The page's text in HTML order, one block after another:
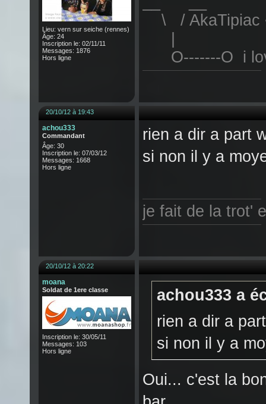
Lieu: vern sur seiche (rennes)
Âge: 24
Inscription le: 02/11/11
Messages: 1876
Hors ligne
\ / AkaTipiac
O-------O i
20/10/12 à 19:43
achou333
Commandant
Âge: 30
Inscription le: 07/03/12
Messages: 1668
Hors ligne
rien a dir a part
si non il y a
je fait de la trot'
20/10/12 à 20:22
moana
Soldat de 1ere classe
Inscription le: 30/05/11
Messages: 103
Hors ligne
achou333 a
rien a dir a
si non il y a
Oui... c'est la